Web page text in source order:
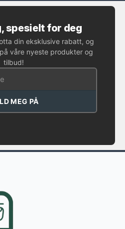
spesielt for deg
din eksklusive rabatt, og
våre nyeste produkter og
tilbud!
MEG PÅ